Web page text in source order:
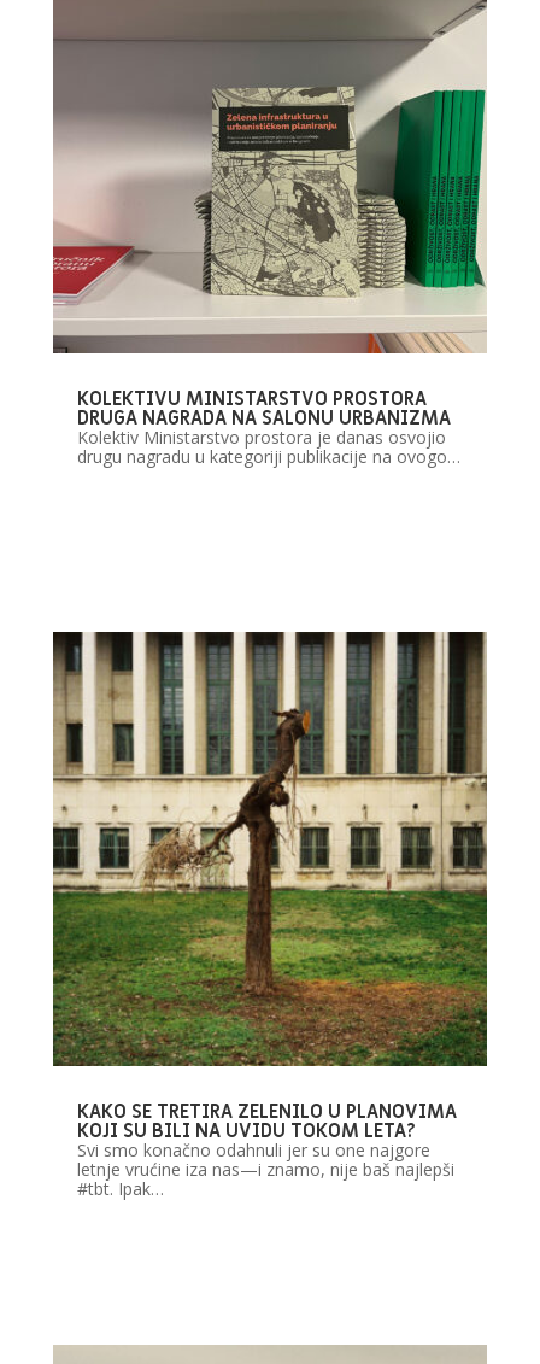
KOLEKTIVU MINISTARSTVO PROSTORA
DRUGA NAGRADA NA SALONU URBANIZMA
Kolektiv Ministarstvo prostora je danas osvojio
drugu nagradu u kategoriji publikacije na ovogo…
KAKO SE TRETIRA ZELENILO U PLANOVIMA
KOJI SU BILI NA UVIDU TOKOM LETA?
Svi smo konačno odahnuli jer su one najgore
letnje vrućine iza nas—i znamo, nije baš najlepši
#tbt. Ipak…